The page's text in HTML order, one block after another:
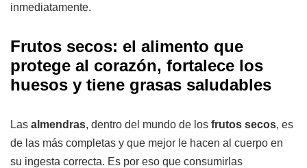
inmediatamente.
Frutos secos: el alimento que
protege al corazón, fortalece los
huesos y tiene grasas saludables
Las almendras, dentro del mundo de los frutos secos, es
de las más completas y que mejor le hacen al cuerpo en
su ingesta correcta. Es por eso que consumirlas